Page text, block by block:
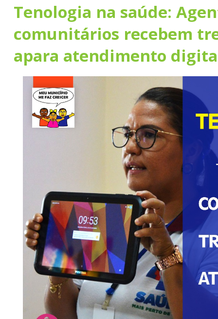
Tenologia na saúde:
comunitários recebem
apara atendimento